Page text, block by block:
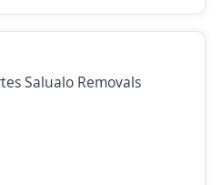
Salualo Removals